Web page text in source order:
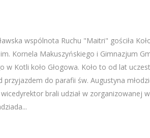
wspólnota Ruchu "Maitri" gościła
Kornela Makuszyńskiego i Gimnazjum
w Kotli koło Głogowa. Koło to od lat
przyjazdem do parafii św. Augustyna
brali udział w zorganizowanej